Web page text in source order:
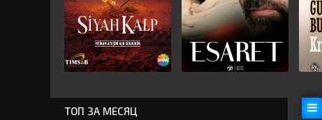
ТОП ЗА МЕСЯЦ